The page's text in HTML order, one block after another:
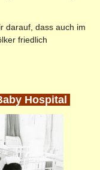
darauf, dass auch im
friedlich
Hospital